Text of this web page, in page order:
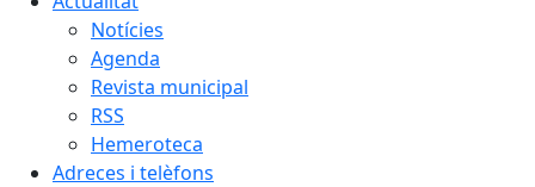
Notícies
Agenda
Revista municipal
RSS
Hemeroteca
Adreces i telèfons